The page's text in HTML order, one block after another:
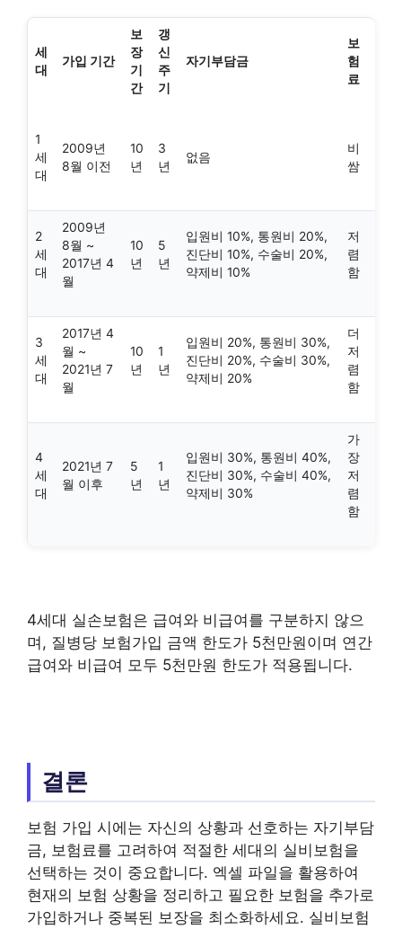
세
대
가입 기간
보
장
기
간
갱
신
주
기
자기부담금
보
험
료
1
세
대
2009년
8월 이전
10
년
3
년
없음
비
쌈
2
세
대
2009년
8월 ~
2017년 4
월
10
년
5
년
입원비 10%, 통원비 20%,
진단비 10%, 수술비 20%,
약제비 10%
저
렴
함
3
세
대
2017년 4
월 ~
2021년 7
월
10
년
1
년
입원비 20%, 통원비 30%,
진단비 20%, 수술비 30%,
약제비 20%
더
저
렴
함
4
세
대
2021년 7
월 이후
5
년
1
년
입원비 30%, 통원비 40%,
진단비 30%, 수술비 40%,
약제비 30%
가
장
저
렴
함
4세대 실손보험은 급여와 비급여를 구분하지 않으
며, 질병당 보험가입 금액 한도가 5천만원이며 연간
급여와 비급여 모두 5천만원 한도가 적용됩니다.
결론
보험 가입 시에는 자신의 상황과 선호하는 자기부담
금, 보험료를 고려하여 적절한 세대의 실비보험을
선택하는 것이 중요합니다. 엑셀 파일을 활용하여
현재의 보험 상황을 정리하고 필요한 보험을 추가로
가입하거나 중복된 보장을 최소화하세요. 실비보험